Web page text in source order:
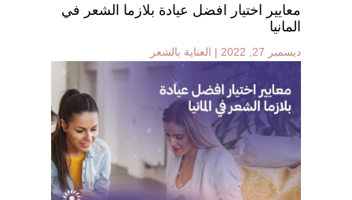
معايير اختيار افضل عيادة بلازما الشعر في
المانيا
ديسمبر 27, 2022 | العناية بالشعر